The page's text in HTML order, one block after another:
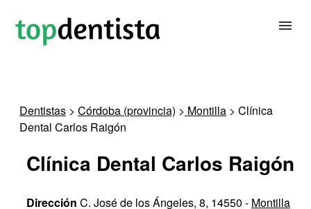
PARA CLÍNICAS DENTALES
CONTACTAR
Dentistas > Córdoba (provincia) > Montilla > Clínica
Dental Carlos Raigón
Clínica Dental Carlos Raigón
Dirección C. José de los Ángeles, 8, 14550 - Montilla